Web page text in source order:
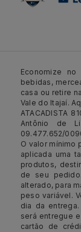
Economize no
bebidas,
casa ou retire
Vale do Itajaí.
ATACADISTA
Antônio de
09.477.652/
O valor mínimo
aplicada uma
produtos,
de seu
alterado, para
peso variável.
dia da
será entregue
cartão de